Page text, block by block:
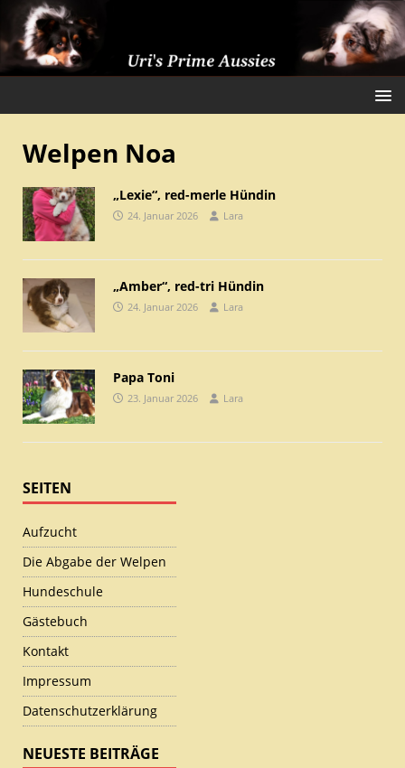
Welpen Noa
„Lexie“, red-merle Hündin
24. Januar 2026 Lara
„Amber“, red-tri Hündin
24. Januar 2026 Lara
Papa Toni
23. Januar 2026 Lara
SEITEN
Aufzucht
Die Abgabe der Welpen
Hundeschule
Gästebuch
Kontakt
Impressum
Datenschutzerklärung
NEUESTE BEITRÄGE